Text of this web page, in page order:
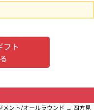
フト
メント/オールラウンド → 四方見